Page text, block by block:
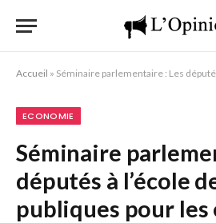
Accueil » Séminaire parlementaire : Les députés à l’école
ECONOMIE
Séminaire
députés à l’école
publiques pour les